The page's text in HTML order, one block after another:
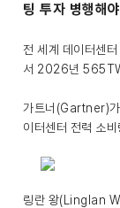
팅 투자 병행해
전 세계 데이터센
서 2026년
가트너(Gartner)가
이터센터 전력 소
링란 왕(Linglan